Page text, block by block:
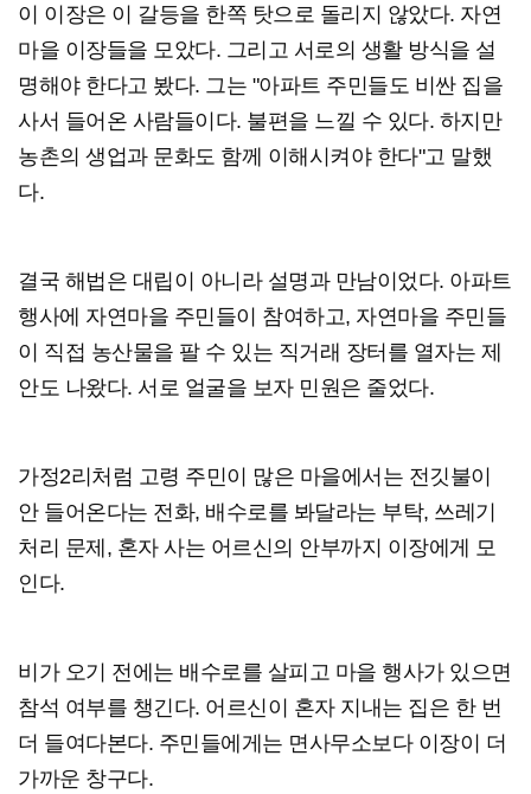
이 이장은 이 갈등을 한쪽 탓으로 돌리지 않았다. 자연
마을 이장들을 모았다. 그리고 서로의 생활 방식을 설
명해야 한다고 봤다. 그는 "아파트 주민들도 비싼 집을
사서 들어온 사람들이다. 불편을 느낄 수 있다. 하지만
농촌의 생업과 문화도 함께 이해시켜야 한다"고 말했
다.
결국 해법은 대립이 아니라 설명과 만남이었다. 아파트
행사에 자연마을 주민들이 참여하고, 자연마을 주민들
이 직접 농산물을 팔 수 있는 직거래 장터를 열자는 제
안도 나왔다. 서로 얼굴을 보자 민원은 줄었다.
가정2리처럼 고령 주민이 많은 마을에서는 전깃불이
안 들어온다는 전화, 배수로를 봐달라는 부탁, 쓰레기
처리 문제, 혼자 사는 어르신의 안부까지 이장에게 모
인다.
비가 오기 전에는 배수로를 살피고 마을 행사가 있으면
참석 여부를 챙긴다. 어르신이 혼자 지내는 집은 한 번
더 들여다본다. 주민들에게는 면사무소보다 이장이 더
가까운 창구다.